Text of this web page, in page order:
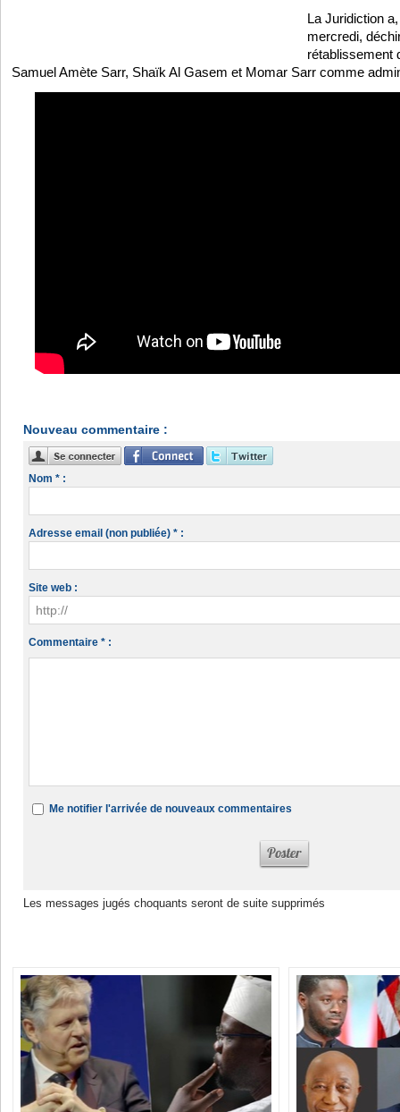
La Juridiction
mercredi,
rétablissement
Samuel Amète Sarr, Shaïk Al Gasem et Momar Sarr comme
Nouveau commentaire :
Nom * :
Adresse email (non publiée) * :
Site web :
Commentaire * :
Me notifier l'arrivée de nouveaux commentaires
Les messages jugés choquants seront de suite supprimés